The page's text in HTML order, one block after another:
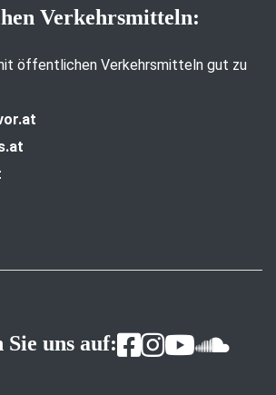
Verkehrsmitteln:
öffentlichen Verkehrsmitteln gut zu
Sie uns auf: